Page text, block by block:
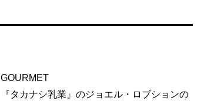
GOURMET
『タカナシ乳業』のジョエル・ロブションの